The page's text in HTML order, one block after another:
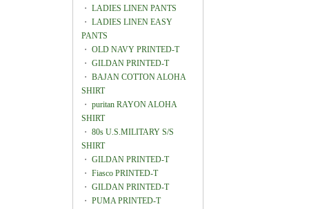
・ LADIES LINEN PANTS
・ LADIES LINEN EASY
PANTS
・ OLD NAVY PRINTED-T
・ GILDAN PRINTED-T
・ BAJAN COTTON ALOHA
SHIRT
・ puritan RAYON ALOHA
SHIRT
・ 80s U.S.MILITARY S/S
SHIRT
・ GILDAN PRINTED-T
・ Fiasco PRINTED-T
・ GILDAN PRINTED-T
・ PUMA PRINTED-T